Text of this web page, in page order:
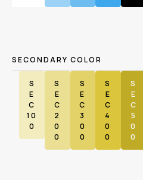
SECONDARY COLOR
S
E
C
10
0
S
E
C
2
0
0
S
E
C
3
0
0
S
E
C
4
0
0
S
E
C
5
0
0